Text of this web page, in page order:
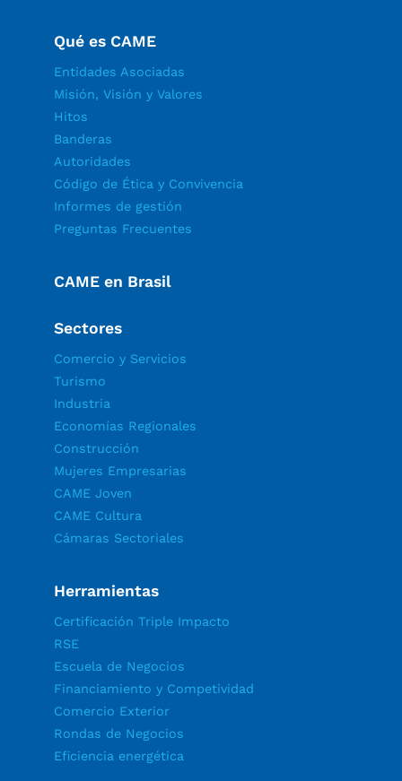
Qué es CAME
Entidades Asociadas
Misión, Visión y Valores
Hitos
Banderas
Autoridades
Código de Ética y Convivencia
Informes de gestión
Preguntas Frecuentes
CAME en Brasil
Sectores
Comercio y Servicios
Turismo
Industria
Economías Regionales
Construcción
Mujeres Empresarias
CAME Joven
CAME Cultura
Cámaras Sectoriales
Herramientas
Certificación Triple Impacto
RSE
Escuela de Negocios
Financiamiento y Competividad
Comercio Exterior
Rondas de Negocios
Eficiencia energética